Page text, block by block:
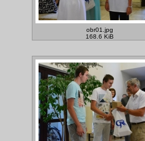
obr01.jpg
168.6 KiB